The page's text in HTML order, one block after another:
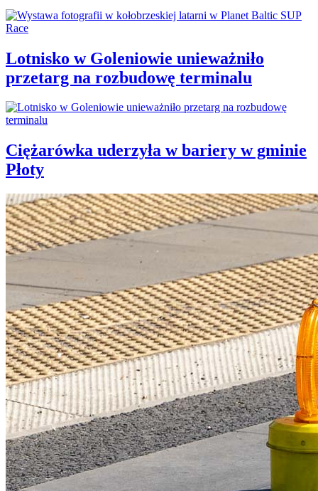
Lotnisko w Goleniowie unieważniło
przetarg na rozbudowę terminalu
Ciężarówka uderzyła w bariery w gminie
Płoty